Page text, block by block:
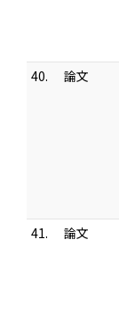
40. 論文
41. 論文